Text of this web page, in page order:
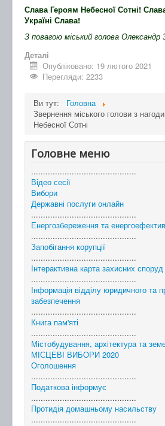
Слава Героям Небесної Сотні!
Україні Слава!
З повагою міський голова Олександр
Деталі
Опубліковано: 19 лютого 2021
Перегляди: 2233
Ви тут:
Головна
Звернення міського голови з
Небесної Сотні
Головне меню
............................................
Відео сесії
Вибори
Державні послуги онлайн
............................................
Енергозбереження та
............................................
Запобігання корупції
............................................
Інтерактивна карта захисних
............................................
Інформація відділу юридичного та
забезпечення
............................................
Книга пам'яті
............................................
Містобудування, архітектура та
МІСЦЕВІ ВИБОРИ 2020
Оголошення
............................................
Податкова інформує
............................................
Протидія домашньому насильству
............................................